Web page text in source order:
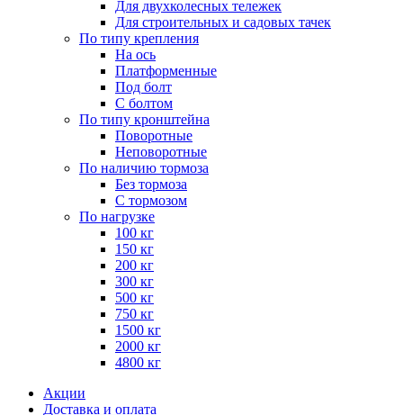
Для двухколесных тележек
Для строительных и садовых тачек
По типу крепления
На ось
Платформенные
Под болт
С болтом
По типу кронштейна
Поворотные
Неповоротные
По наличию тормоза
Без тормоза
С тормозом
По нагрузке
100 кг
150 кг
200 кг
300 кг
500 кг
750 кг
1500 кг
2000 кг
4800 кг
Акции
Доставка и оплата